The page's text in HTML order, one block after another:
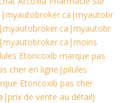
Etoricoxib marque pas
cher en ligne|pilules
Etoricoxib pas cher
de vente au détail}